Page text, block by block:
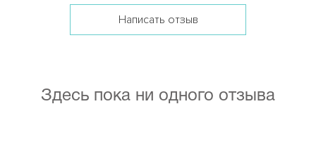
Написать отзыв
Здесь пока ни одного отзыва